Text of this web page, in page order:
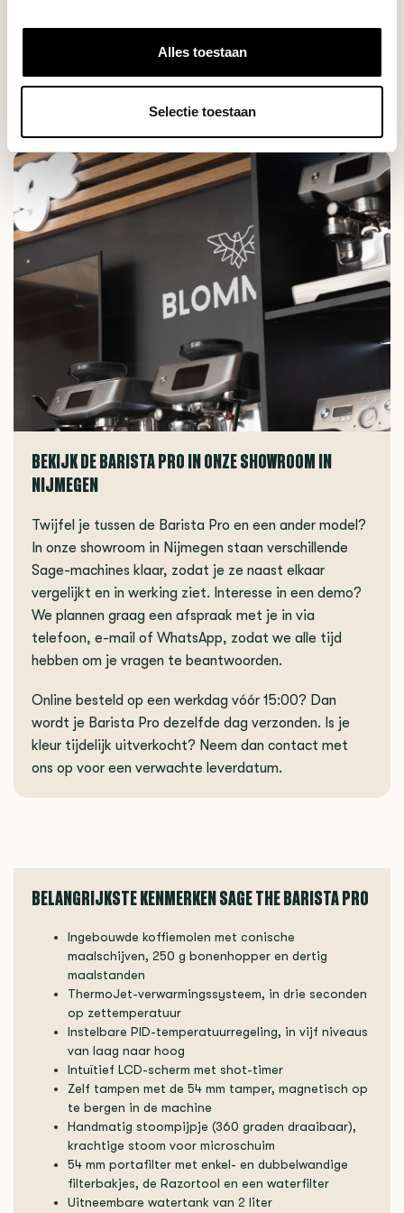
Alles toestaan
Selectie toestaan
je verder in plaats van je terug te sturen naar een
handleiding. Onze klanten beoordelen ons met een
4,8 uit honderden reviews.
BEKIJK DE BARISTA PRO IN ONZE SHOWROOM IN
NIJMEGEN
Twijfel je tussen de Barista Pro en een ander model?
In onze showroom in Nijmegen staan verschillende
Sage-machines klaar, zodat je ze naast elkaar
vergelijkt en in werking ziet. Interesse in een demo?
We plannen graag een afspraak met je in via
telefoon, e-mail of WhatsApp, zodat we alle tijd
hebben om je vragen te beantwoorden.
Online besteld op een werkdag vóór 15:00? Dan
wordt je Barista Pro dezelfde dag verzonden. Is je
kleur tijdelijk uitverkocht? Neem dan contact met
ons op voor een verwachte leverdatum.
BELANGRIJKSTE KENMERKEN SAGE THE BARISTA PRO
Ingebouwde koffiemolen met conische
maalschijven, 250 g bonenhopper en dertig
maalstanden
ThermoJet-verwarmingssysteem, in drie seconden
op zettemperatuur
Instelbare PID-temperatuurregeling, in vijf niveaus
van laag naar hoog
Intuïtief LCD-scherm met shot-timer
Zelf tampen met de 54 mm tamper, magnetisch op
te bergen in de machine
Handmatig stoompijpje (360 graden draaibaar),
krachtige stoom voor microschuim
54 mm portafilter met enkel- en dubbelwandige
filterbakjes, de Razortool en een waterfilter
Uitneembare watertank van 2 liter